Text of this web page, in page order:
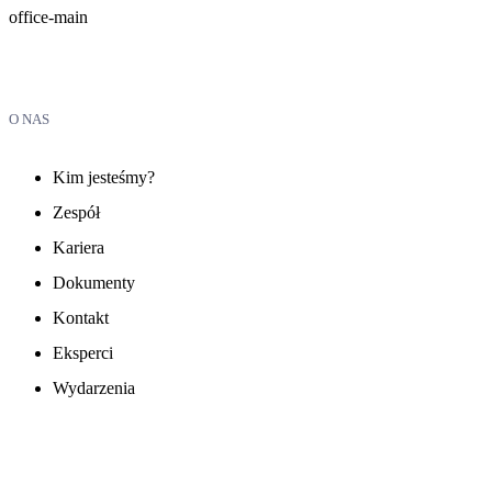
office-main
O NAS
Kim jesteśmy?
Zespół
Kariera
Dokumenty
Kontakt
Eksperci
Wydarzenia